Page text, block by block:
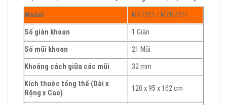
Model
MZ7321 / MZB7321
Số giàn khoan
1 Giàn
Số mũi khoan
21 Mũi
Khoảng cách giữa các mũi
32 mm
Kích thước tổng thể (Dài x
Rộng x Cao)
120 x 95 x 162 cm